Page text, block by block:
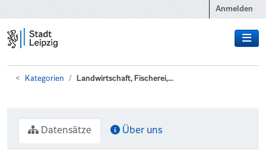
Anmelden
Kategorien Landwirtschaft, Fischerei,...
Datensätze Über uns